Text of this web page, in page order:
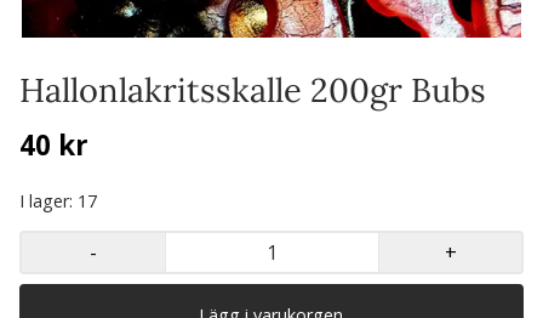
Hallonlakritsskalle 200gr Bubs
40 kr
I lager: 17
- +